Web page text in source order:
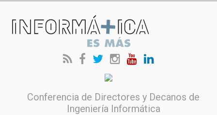
Conferencia de Directores y Decanos de
Ingeniería Informática